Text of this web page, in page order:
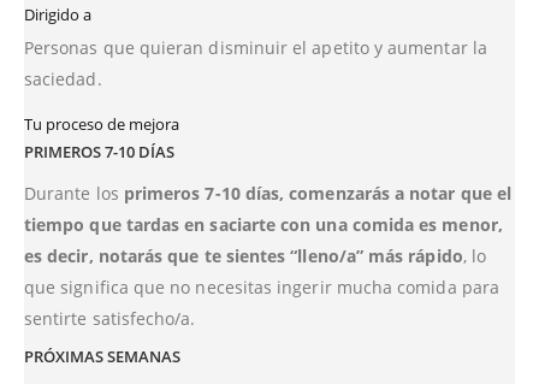
Dirigido a
Personas que quieran disminuir el apetito y aumentar la
saciedad.
Tu proceso de mejora
PRIMEROS 7-10 DÍAS
Durante los primeros 7-10 días, comenzarás a notar que el
tiempo que tardas en saciarte con una comida es menor,
es decir, notarás que te sientes “lleno/a” más rápido, lo
que significa que no necesitas ingerir mucha comida para
sentirte satisfecho/a.
PRÓXIMAS SEMANAS